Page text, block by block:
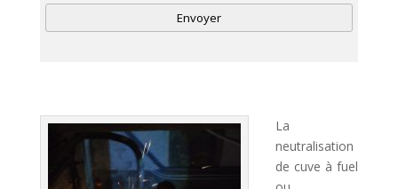
t
La
neutralisation
de cuve à fuel